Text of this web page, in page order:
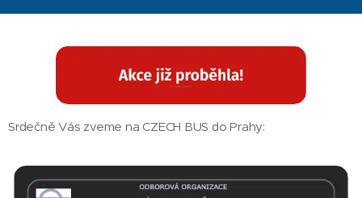
Srdečně Vás zveme na CZECH BUS do Prahy: